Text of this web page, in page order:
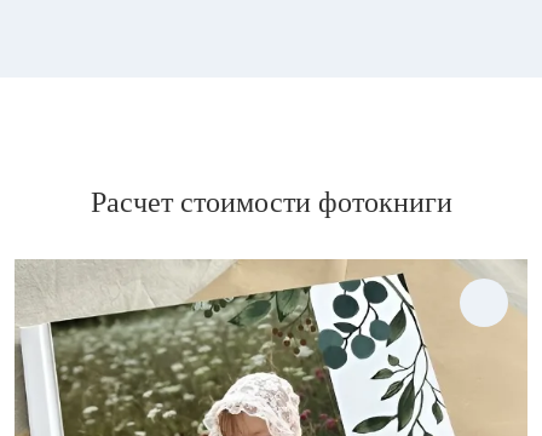
Расчет стоимости фотокниги